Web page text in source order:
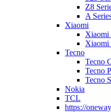
Z8
A
Xiaomi
Xiaomi
Xiaomi
Tecno
Tecno
Tecno
Tecno
Nokia
TCL
https://